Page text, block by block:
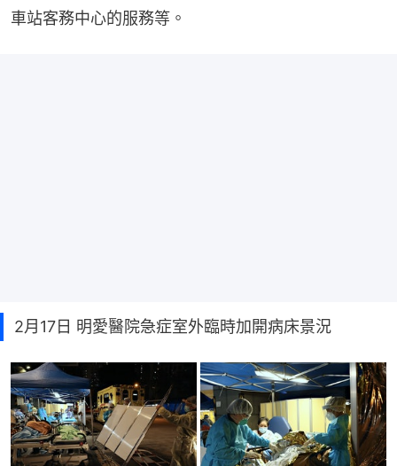
車站客務中心的服務等。
2月17日 明愛醫院急症室外臨時加開病床景況